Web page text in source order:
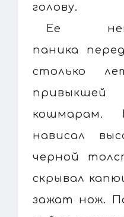
голову.
Ее
паника
столько
кошмарам.
нависал
черной
скрывал
зажат нож.